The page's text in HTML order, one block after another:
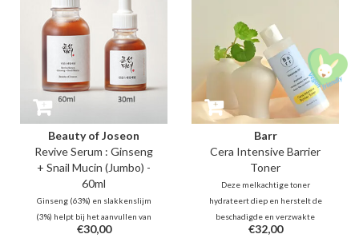
Beauty of Joseon
Revive Serum : Ginseng
+ Snail Mucin (Jumbo) -
60ml
Ginseng (63%) en slakkenslijm
(3%) helpt bij het aanvullen van
antioxidanten en verbeteren van
€30,00
Barr
Cera Intensive Barrier
Toner
Deze melkachtige toner
hydrateert diep en herstelt de
beschadigde en verzwakte
huidbarrière met ceramiden,
€32,00